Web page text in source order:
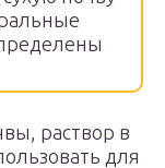
раствор в
для